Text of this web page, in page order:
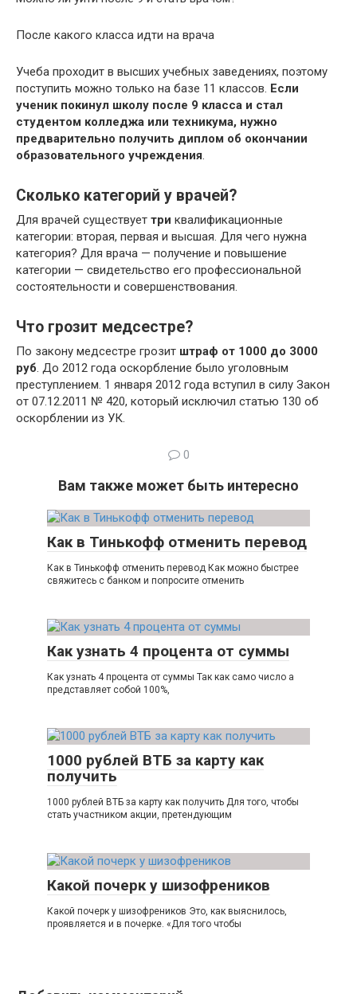
После какого класса идти на врача
Учеба проходит в высших учебных заведениях, поэтому
поступить можно только на базе 11 классов. Если
ученик покинул школу после 9 класса и стал
студентом колледжа или техникума, нужно
предварительно получить диплом об окончании
образовательного учреждения.
Сколько категорий у врачей?
Для врачей существует три квалификационные
категории: вторая, первая и высшая. Для чего нужна
категория? Для врача — получение и повышение
категории — свидетельство его профессиональной
состоятельности и совершенствования.
Что грозит медсестре?
По закону медсестре грозит штраф от 1000 до 3000
руб. До 2012 года оскорбление было уголовным
преступлением. 1 января 2012 года вступил в силу Закон
от 07.12.2011 № 420, который исключил статью 130 об
оскорблении из УК.
0
Вам также может быть интересно
Как в Тинькофф отменить перевод
Как в Тинькофф отменить перевод Как можно быстрее
свяжитесь с банком и попросите отменить
Как узнать 4 процента от суммы
Как узнать 4 процента от суммы Так как само число а
представляет собой 100%,
1000 рублей ВТБ за карту как
получить
1000 рублей ВТБ за карту как получить Для того, чтобы
стать участником акции, претендующим
Какой почерк у шизофреников
Какой почерк у шизофреников Это, как выяснилось,
проявляется и в почерке. «Для того чтобы